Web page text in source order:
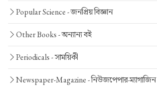
Popular Science -জনপ্রিয় বিজ্ঞান
Other Books -অন্যান্য বই
Periodicals -সাময়িকী
Newspaper-Magazine -নিউজপেপার-ম্যাগাজিন